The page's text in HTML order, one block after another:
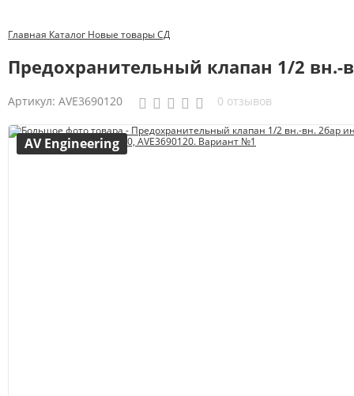
Главная Каталог Новые товарыСД
Предохранительный клапан 1/2 вн.-
Артикул: AVE3690120 0 отзывов
AV Engineering